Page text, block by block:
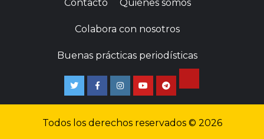
Contacto Quiénes somos
Colabora con nosotros
Buenas prácticas periodísticas
TwitterFacebookInstagram
YoutubeTelegram
TikTok
Todos los derechos reservados © 2026